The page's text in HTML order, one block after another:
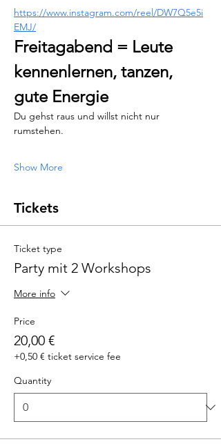
https://www.instagram.com/reel/DW7Q5e5i
EMJ/
Freitagabend = Leute
kennenlernen, tanzen,
gute Energie
Du gehst raus und willst nicht nur
rumstehen.
Show More
Tickets
Ticket type
Party mit 2 Workshops
More info
Price
20,00 €
+0,50 € ticket service fee
Quantity